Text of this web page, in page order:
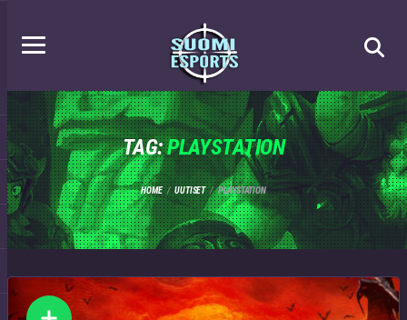
TAG:PLAYSTATION
HOME UUTISET PLAYSTATION